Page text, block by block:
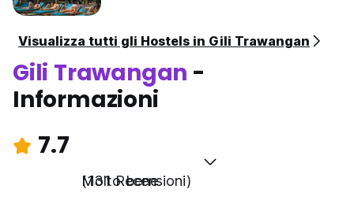
Visualizza tutti gli Hostels in Gili Trawangan
Gili Trawangan -
Informazioni
7.7
Molto bene
(131 Recensioni)